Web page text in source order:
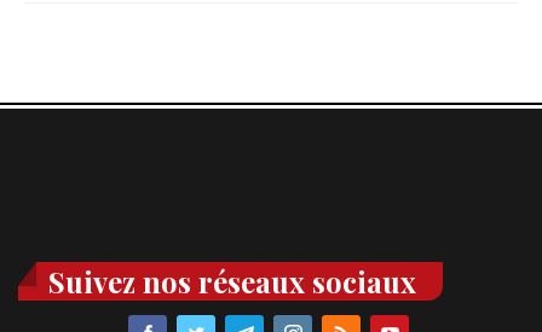
Suivez nos réseaux sociaux